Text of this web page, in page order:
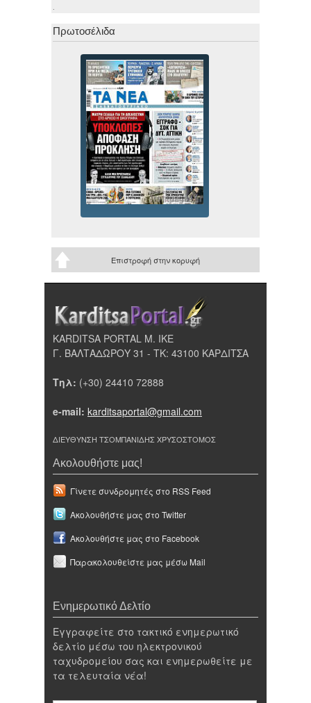
.
Πρωτοσέλιδα
Επιστροφή στην κορυφή
KARDITSA PORTAL Μ. ΙΚΕ
Γ. ΒΑΛΤΑΔΩΡΟΥ 31 - ΤΚ: 43100 ΚΑΡΔΙΤΣΑ
Τηλ: (+30) 24410 72888
e-mail: karditsaportal@gmail.com
ΔΙΕΥΘΥΝΣΗ ΤΣΟΜΠΑΝΙΔΗΣ ΧΡΥΣΟΣΤΟΜΟΣ
Ακολουθήστε μας!
Γίνετε συνδρομητές στο RSS Feed
Ακολουθήστε μας στο Twitter
Ακολουθήστε μας στο Facebook
Παρακολουθείστε μας μέσω Mail
Ενημερωτικό Δελτίο
Εγγραφείτε στο τακτικό ενημερωτικό
δελτίο μέσω του ηλεκτρονικού
ταχυδρομείου σας και ενημερωθείτε με
τα τελευταία νέα!